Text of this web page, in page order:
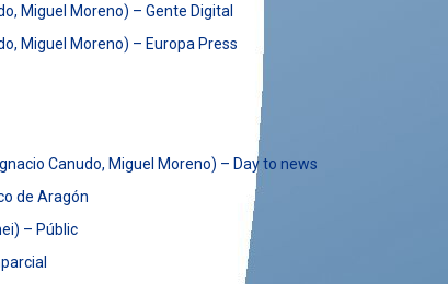
Miguel Moreno) – Gente Digital
Miguel Moreno) – Europa Press
Canudo, Miguel Moreno) – Day to news
de Aragón
– Públic